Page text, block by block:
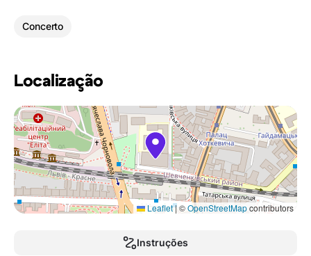
Concerto
Localização
Leaflet|©OpenStreetMapcontributors
Instruções